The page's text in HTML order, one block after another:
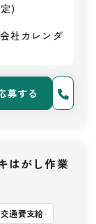
)
社カレンダ
募する
はがし作業
交通費支給